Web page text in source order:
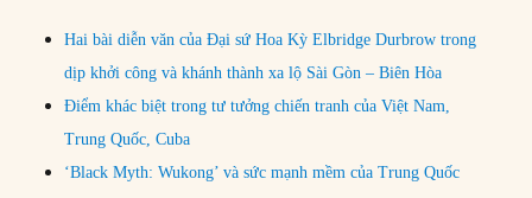
Hai bài diễn văn của Đại sứ Hoa Kỳ Elbridge Durbrow trong
dịp khởi công và khánh thành xa lộ Sài Gòn – Biên Hòa
Điểm khác biệt trong tư tưởng chiến tranh của Việt Nam,
Trung Quốc, Cuba
‘Black Myth: Wukong’ và sức mạnh mềm của Trung Quốc